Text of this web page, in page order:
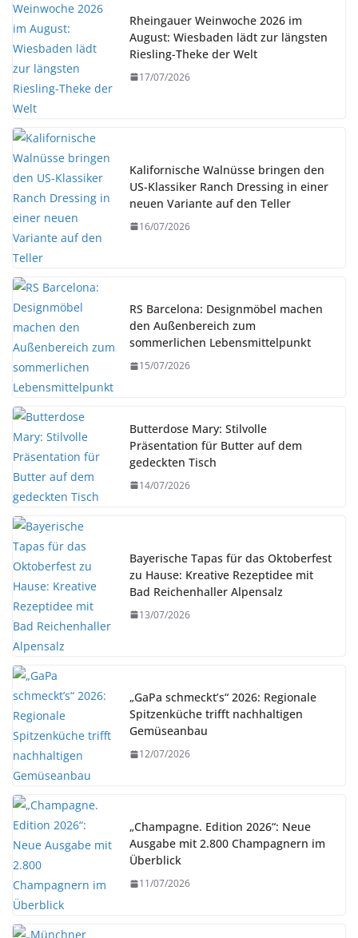
Rheingauer Weinwoche 2026 im
August: Wiesbaden lädt zur längsten
Riesling-Theke der Welt
17/07/2026
Kalifornische Walnüsse bringen den
US-Klassiker Ranch Dressing in einer
neuen Variante auf den Teller
16/07/2026
RS Barcelona: Designmöbel machen
den Außenbereich zum
sommerlichen Lebensmittelpunkt
15/07/2026
Butterdose Mary: Stilvolle
Präsentation für Butter auf dem
gedeckten Tisch
14/07/2026
Bayerische Tapas für das Oktoberfest
zu Hause: Kreative Rezeptidee mit
Bad Reichenhaller Alpensalz
13/07/2026
„GaPa schmeckt’s“ 2026: Regionale
Spitzenküche trifft nachhaltigen
Gemüseanbau
12/07/2026
„Champagne. Edition 2026“: Neue
Ausgabe mit 2.800 Champagnern im
Überblick
11/07/2026